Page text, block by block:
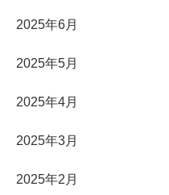
2025年6月
2025年5月
2025年4月
2025年3月
2025年2月